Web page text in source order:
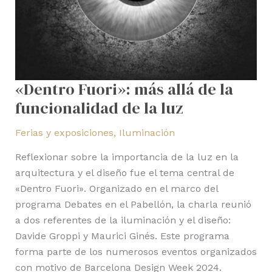
«Dentro Fuori»: más allá de la
funcionalidad de la luz
Ferias y exposiciones, Iluminación
Reflexionar sobre la importancia de la luz en la
arquitectura y el diseño fue el tema central de
«Dentro Fuori». Organizado en el marco del
programa Debates en el Pabellón, la charla reunió
a dos referentes de la iluminación y el diseño:
Davide Groppi y Maurici Ginés. Este programa
forma parte de los numerosos eventos organizados
con motivo de Barcelona Design Week 2024.